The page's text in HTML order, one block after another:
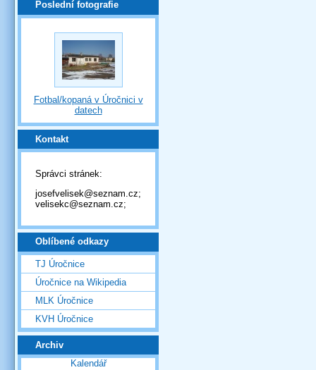
Poslední fotografie
Fotbal/kopaná v Úročnici v
datech
Kontakt
Správci stránek:
josefvelisek@seznam.cz;
velisekc@seznam.cz;
Oblíbené odkazy
TJ Úročnice
Úročnice na Wikipedia
MLK Úročnice
KVH Úročnice
Archiv
Kalendář